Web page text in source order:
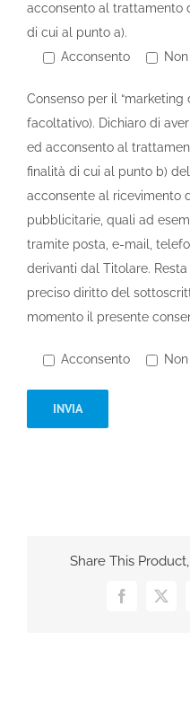
acconsento al trattamento
di cui al punto a).
Acconsento
Consenso per il
facoltativo). Dichiaro di aver
ed acconsento al
finalità di cui al punto b)
acconsente al ricevimento
pubblicitarie, quali ad
tramite posta, e-mail,
derivanti dal Titolare. Resta
preciso diritto del
momento il presente
Acconsento
Share This
Facebook
X